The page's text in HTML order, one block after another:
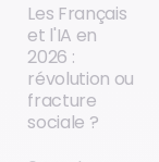
Les Français
et l'IA en
2026 :
révolution ou
fracture
sociale ?